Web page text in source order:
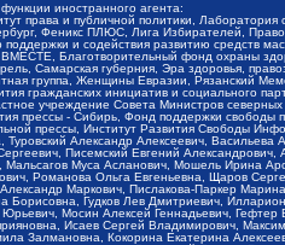
иностранного агента:
права и публичной политики,
Феникс ПЛЮС, Лига Избирателей,
и содействия развитию средств
Благотворительный фонд охраны
Самарская губерния, Эра здоровья,
группа, Женщины Евразии, Рязанский
гражданских инициатив и социального
учреждение Совета Министров северных
прессы - Сибирь, Фонд поддержки
прессы, Институт Развития Свободы
Александр Алексеевич,
Писемский Евгений
Мальсагов Муса Асланович, Мошель Ирина
Романова Ольга Евгеньевна, Щаров
Маркович, Пислакова-Паркер
Борисовна, Гудков Лев Дмитриевич,
Мосин Алексей Геннадьевич,
Исаев Сергей Владимирович,
Залмановна, Кокорина Екатерина